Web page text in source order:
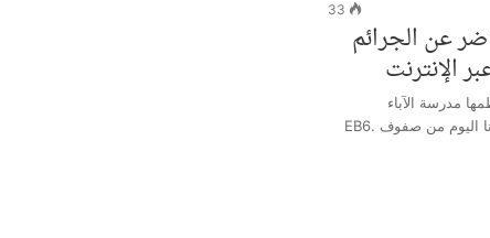
33
عن الجرائم
الإنترنت
مدرسة الآباء
الأنطونيين في البوشرية، كانت لتلامذتنا اليوم من صفوف EB6.